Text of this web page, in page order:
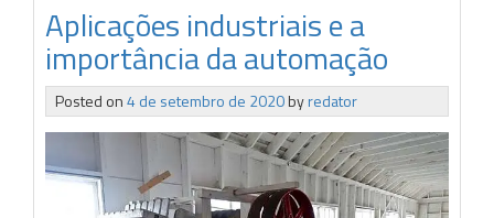
Aplicações industriais e a
importância da automação
Posted on4 de setembro de 2020byredator